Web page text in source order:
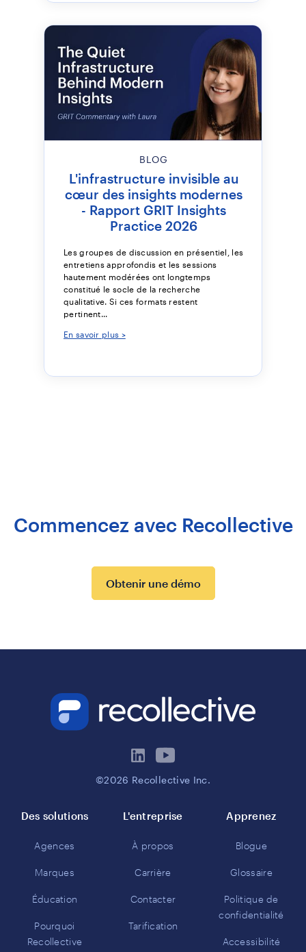
BLOG
L'infrastructure invisible au
cœur des insights modernes
- Rapport GRIT Insights
Practice 2026
Les groupes de discussion en présentiel, les
entretiens approfondis et les sessions
hautement modérées ont longtemps
constitué le socle de la recherche
qualitative. Si ces formats restent
pertinent...
En savoir plus >
Commencez avec Recollective
Obtenir une démo
©2026 Recollective Inc.
Des solutions
Agences
Marques
Éducation
Pourquoi
Recollective
L'entreprise
À propos
Carrière
Contacter
Tarification
Apprenez
Blogue
Glossaire
Politique de
confidentialité
Accessibilité